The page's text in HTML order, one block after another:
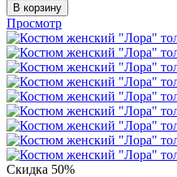
В корзину
Просмотр
Скидка 50%